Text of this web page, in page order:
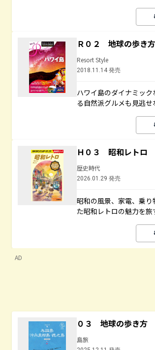
Ｒ０２ 地球の歩き
Resort Style
2018.11.14 発売
ハワイ島のダイナミッ
る自然派グルメも見逃せ
Ｈ０３ 昭和レトロ
歴史時代
2026.01.29 発売
昭和の風景、家電、乗
た昭和レトロの魅力を旅
AD
０３ 地球の歩き
島旅